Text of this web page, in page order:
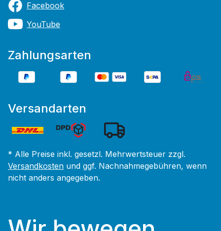
Facebook
YouTube
Zahlungsarten
Versandarten
* Alle Preise inkl. gesetzl. Mehrwertsteuer zzgl.
Versandkosten und ggf. Nachnahmegebühren, wenn
nicht anders angegeben.